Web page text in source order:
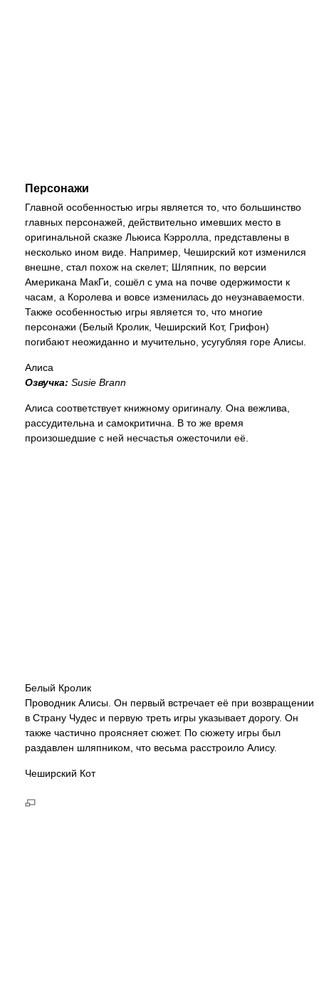
Персонажи
Главной особенностью игры является то, что большинство
главных персонажей, действительно имевших место в
оригинальной сказке Льюиса Кэрролла, представлены в
несколько ином виде. Например, Чеширский кот изменился
внешне, стал похож на скелет; Шляпник, по версии
Американа МакГи, сошёл с ума на почве одержимости к
часам, а Королева и вовсе изменилась до неузнаваемости.
Также особенностью игры является то, что многие
персонажи (Белый Кролик, Чеширский Кот, Грифон)
погибают неожиданно и мучительно, усугубляя горе Алисы.
Алиса
Озвучка: Susie Brann
Алиса соответствует книжному оригиналу. Она вежлива,
рассудительна и самокритична. В то же время
произошедшие с ней несчастья ожесточили её.
Белый Кролик
Проводник Алисы. Он первый встречает её при возвращении
в Страну Чудес и первую треть игры указывает дорогу. Он
также частично проясняет сюжет. По сюжету игры был
раздавлен шляпником, что весьма расстроило Алису.
Чеширский Кот